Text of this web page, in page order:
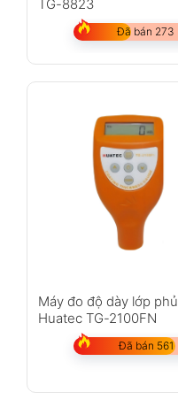
TG-8823
Đã bán 273
Máy đo độ dày lớp phủ
Huatec TG-2100FN
Đã bán 561